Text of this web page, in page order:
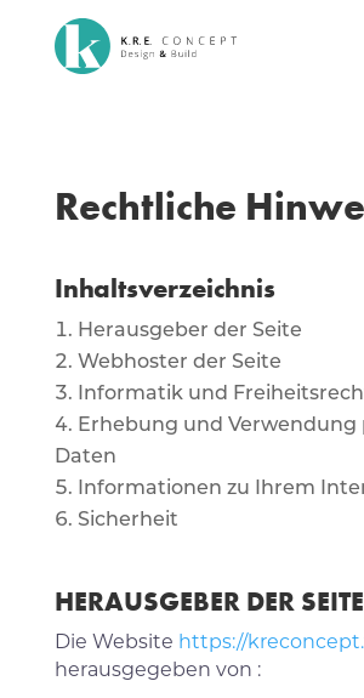
Rechtliche
Inhaltsverzeichnis
Herausgeber der Seite
Webhoster der Seite
Informatik und
Erhebung und Verwendung
Daten
Informationen zu Ihrem
Sicherheit
HERAUSGEBER DER SEITE
Die Website https://
herausgegeben von :